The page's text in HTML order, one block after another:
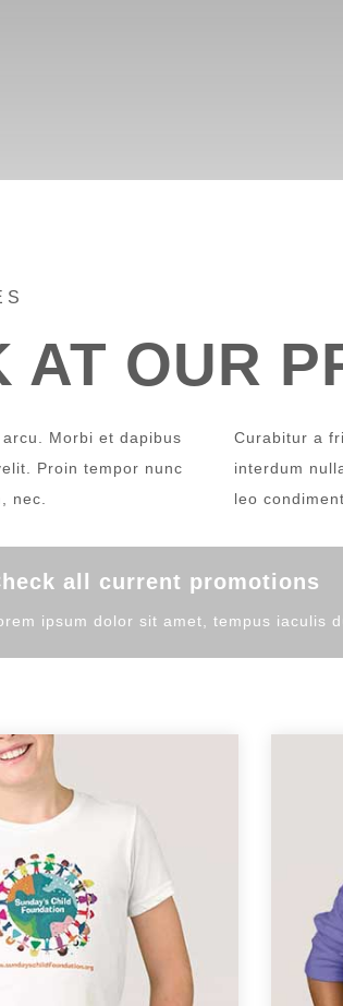
AT OUR
Morbi et dapibus
Proin tempor nunc
nec.
Curabitur a
interdum
leo
all current promotions
ipsum dolor sit amet, tempus iaculis